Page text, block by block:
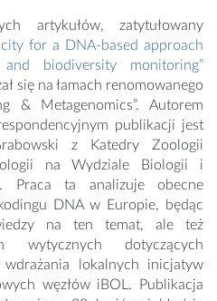
artykułów, zatytułowany
for a DNA-based approach
biodiversity monitoring”
się na łamach renomowanego
& Metagenomics”. Autorem
publikacji jest
z Katedry Zoologii
na Wydziale Biologii i
Praca ta analizuje obecne
DNA w Europie, będąc
na ten temat, ale też
wytycznych dotyczących
lokalnych inicjatyw
węzłów iBOL. Publikacja